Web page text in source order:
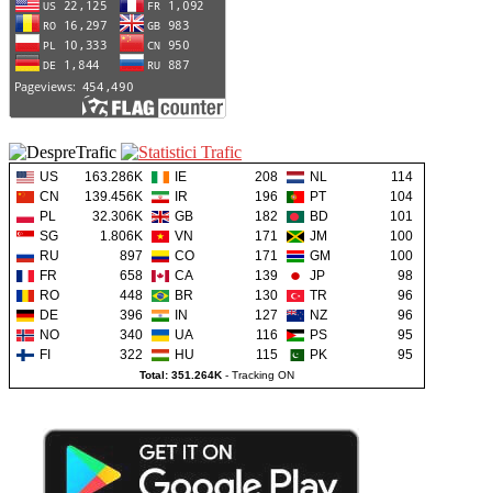
US 163.286K IE 208 NL
114
CN
139.456K IR 196 PT
104
PL
32.306K GB 182 BD
101
SG
1.806K VN 171 JM
100
RU
897 CO 171 GM
100
FR
658 CA 139 JP
98
RO
448 BR 130 TR
96
DE
396 IN 127 NZ
96
NO
340 UA 116 PS
95
FI
322 HU 115 PK 95
Total: 351.264K - Tracking ON